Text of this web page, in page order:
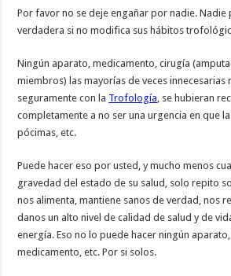
Por favor no se deje engañar por nadie. Nadie
verdadera si no modifica sus hábitos
Ningún aparato, medicamento, cirugía
miembros) las mayorías de veces
seguramente con la Trofología , se hubieran
completamente a no ser una urgencia en que
pócimas, etc.
Puede hacer eso por usted, y mucho menos
gravedad del estado de su salud, solo repito
nos alimenta, mantiene sanos de verdad, nos
danos un alto nivel de calidad de salud y de
energía. Eso no lo puede hacer ningún aparato,
medicamento, etc. Por si solos.